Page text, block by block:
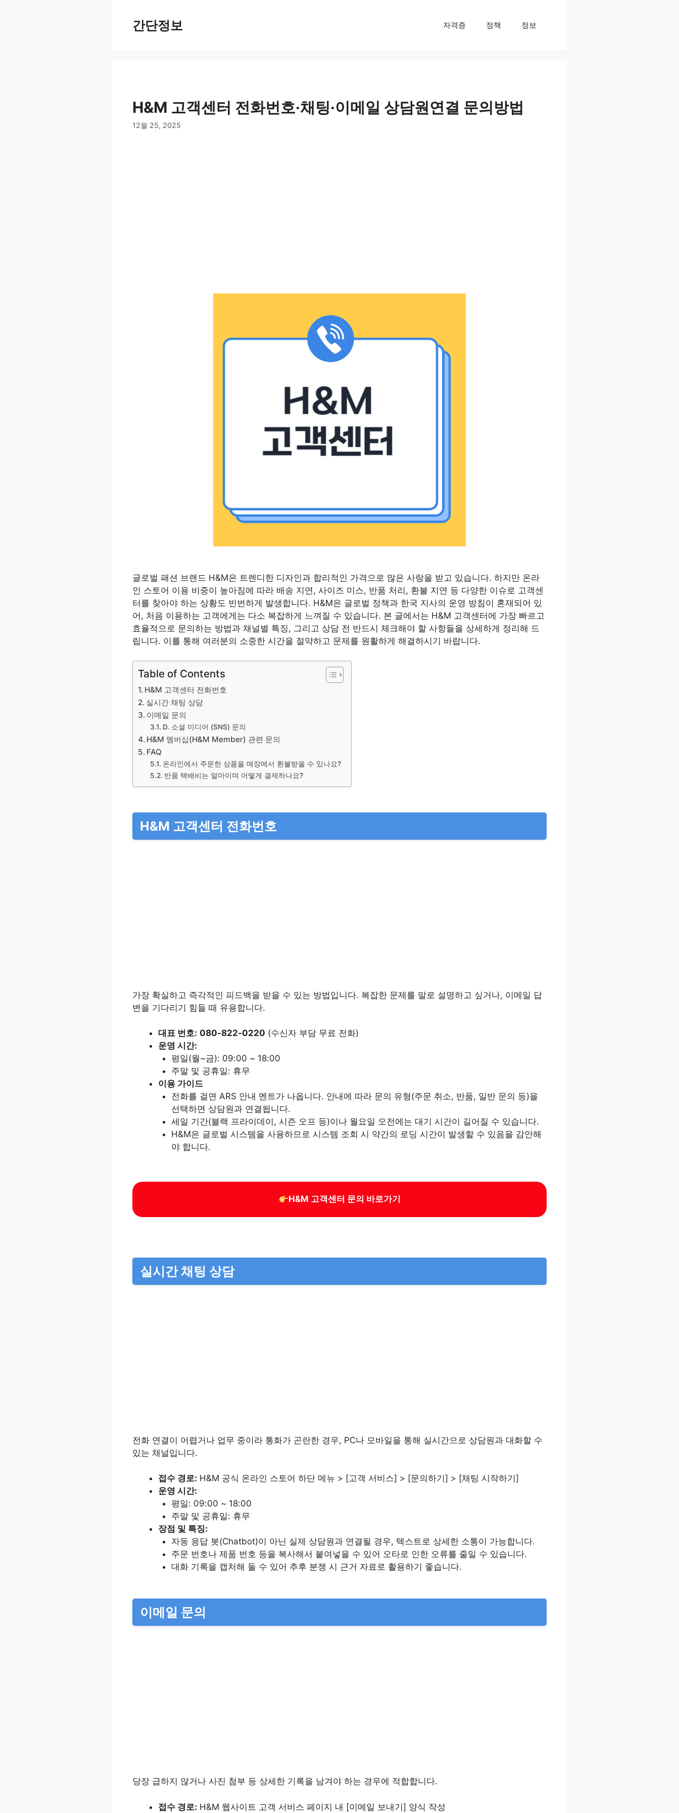
간단정보 자격증 정책 정보
H&M 고객센터 전화번호·채팅·이메일 상담원연결 문의방법
12월 25, 2025
글로벌 패션 브랜드 H&M은 트렌디한 디자인과 합리적인 가격으로 많은 사랑을 받고 있습니다. 하지만 온라
인 스토어 이용 비중이 높아짐에 따라 배송 지연, 사이즈 미스, 반품 처리, 환불 지연 등 다양한 이슈로 고객센
터를 찾아야 하는 상황도 빈번하게 발생합니다. H&M은 글로벌 정책과 한국 지사의 운영 방침이 혼재되어 있
어, 처음 이용하는 고객에게는 다소 복잡하게 느껴질 수 있습니다. 본 글에서는 H&M 고객센터에 가장 빠르고
효율적으로 문의하는 방법과 채널별 특징, 그리고 상담 전 반드시 체크해야 할 사항들을 상세하게 정리해 드
립니다. 이를 통해 여러분의 소중한 시간을 절약하고 문제를 원활하게 해결하시기 바랍니다.
Table of Contents
H&M 고객센터 전화번호
실시간 채팅 상담
이메일 문의
D. 소셜 미디어 (SNS) 문의
H&M 멤버십(H&M Member) 관련 문의
FAQ
온라인에서 주문한 상품을 매장에서 환불받을 수 있나요?
반품 택배비는 얼마이며 어떻게 결제하나요?
H&M 고객센터 전화번호
가장 확실하고 즉각적인 피드백을 받을 수 있는 방법입니다. 복잡한 문제를 말로 설명하고 싶거나, 이메일 답
변을 기다리기 힘들 때 유용합니다.
대표 번호: 080-822-0220 (수신자 부담 무료 전화)
운영 시간:
평일(월~금): 09:00 ~ 18:00
주말 및 공휴일: 휴무
이용 가이드
전화를 걸면 ARS 안내 멘트가 나옵니다. 안내에 따라 문의 유형(주문 취소, 반품, 일반 문의 등)을
선택하면 상담원과 연결됩니다.
세일 기간(블랙 프라이데이, 시즌 오프 등)이나 월요일 오전에는 대기 시간이 길어질 수 있습니다.
H&M은 글로벌 시스템을 사용하므로 시스템 조회 시 약간의 로딩 시간이 발생할 수 있음을 감안해
야 합니다.
H&M 고객센터 문의 바로가기
실시간 채팅 상담
전화 연결이 어렵거나 업무 중이라 통화가 곤란한 경우, PC나 모바일을 통해 실시간으로 상담원과 대화할 수
있는 채널입니다.
접수 경로: H&M 공식 온라인 스토어 하단 메뉴 > [고객 서비스] > [문의하기] > [채팅 시작하기]
운영 시간:
평일: 09:00 ~ 18:00
주말 및 공휴일: 휴무
장점 및 특징:
자동 응답 봇(Chatbot)이 아닌 실제 상담원과 연결될 경우, 텍스트로 상세한 소통이 가능합니다.
주문 번호나 제품 번호 등을 복사해서 붙여넣을 수 있어 오타로 인한 오류를 줄일 수 있습니다.
대화 기록을 캡처해 둘 수 있어 추후 분쟁 시 근거 자료로 활용하기 좋습니다.
이메일 문의
당장 급하지 않거나 사진 첨부 등 상세한 기록을 남겨야 하는 경우에 적합합니다.
접수 경로: H&M 웹사이트 고객 서비스 페이지 내 [이메일 보내기] 양식 작성